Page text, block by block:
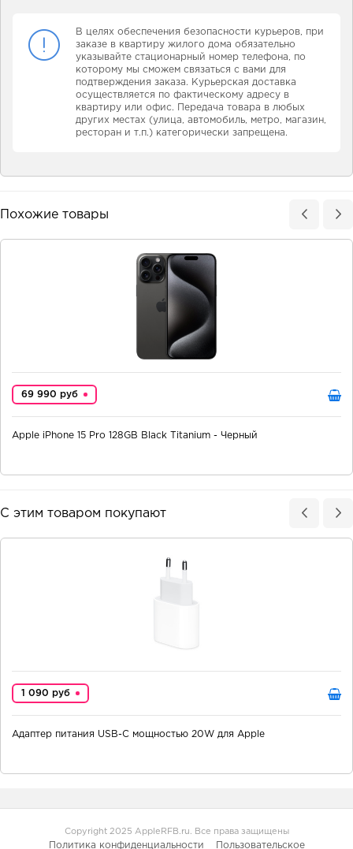
В целях обеспечения безопасности курьеров, при
заказе в квартиру жилого дома обязательно
указывайте стационарный номер телефона, по
которому мы сможем связаться с вами для
подтверждения заказа. Курьерская доставка
осуществляется по фактическому адресу в
квартиру или офис. Передача товара в любых
других местах (улица, автомобиль, метро, магазин,
ресторан и т.п.) категорически запрещена.
Похожие товары
69 990 руб
Apple iPhone 15 Pro 128GB Black Titanium - Черный
С этим товаром покупают
1 090 руб
Адаптер питания USB-C мощностью 20W для Apple
Copyright 2025 AppleRFB.ru. Все права защищены
Политика конфиденциальности Пользовательское